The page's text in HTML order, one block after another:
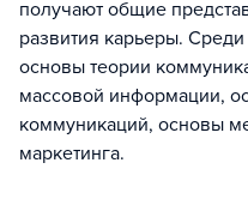
получают общие
развития карьеры.
основы теории
массовой информации,
коммуникаций, основы
маркетинга.